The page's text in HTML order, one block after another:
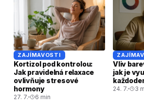
ZAJÍMAVOSTI
Kortizol pod kontrolou:
Jak pravidelná relaxace
ovlivňuje stresové
hormony
27. 7. 6 min
Vliv
jak je
24. 7. 3